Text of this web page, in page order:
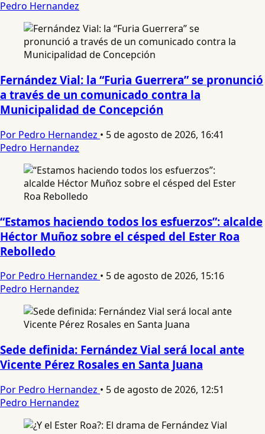
Pedro Hernandez
Fernández Vial: la “Furia Guerrera” se pronunció
a través de un comunicado contra la
Municipalidad de Concepción
Por Pedro Hernandez • 5 de agosto de 2026, 16:41
Pedro Hernandez
“Estamos haciendo todos los esfuerzos”: alcalde
Héctor Muñoz sobre el césped del Ester Roa
Rebolledo
Por Pedro Hernandez • 5 de agosto de 2026, 15:16
Pedro Hernandez
Sede definida: Fernández Vial será local ante
Vicente Pérez Rosales en Santa Juana
Por Pedro Hernandez • 5 de agosto de 2026, 12:51
Pedro Hernandez